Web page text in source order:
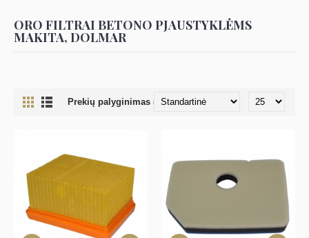
ORO FILTRAI BETONO PJAUSTYKLĖMS
MAKITA, DOLMAR
Prekių palyginimas (0)